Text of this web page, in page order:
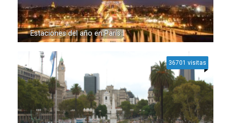
Estaciones del año en París
36701 visitas